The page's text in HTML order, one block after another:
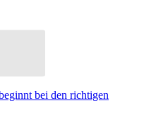
bei den richtigen